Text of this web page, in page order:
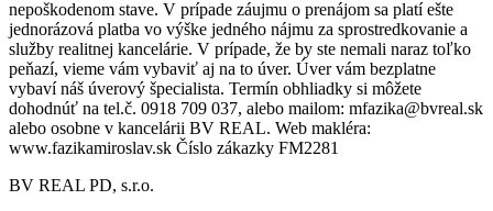
nepoškodenom stave. V prípade záujmu o prenájom sa platí ešte
jednorázová platba vo výške jedného nájmu za sprostredkovanie a
služby realitnej kancelárie. V prípade, že by ste nemali naraz toľko
peňazí, vieme vám vybaviť aj na to úver. Úver vám bezplatne
vybaví náš úverový špecialista. Termín obhliadky si môžete
dohodnúť na tel.č. 0918 709 037, alebo mailom: mfazika@bvreal.sk
alebo osobne v kancelárii BV REAL. Web makléra:
www.fazikamiroslav.sk Číslo zákazky FM2281
BV REAL PD, s.r.o.